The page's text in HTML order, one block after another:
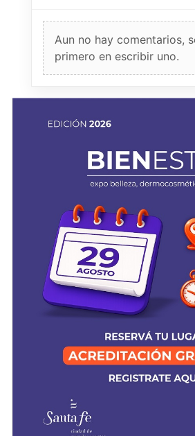
Aun no hay comentarios,
primero en escribir uno.